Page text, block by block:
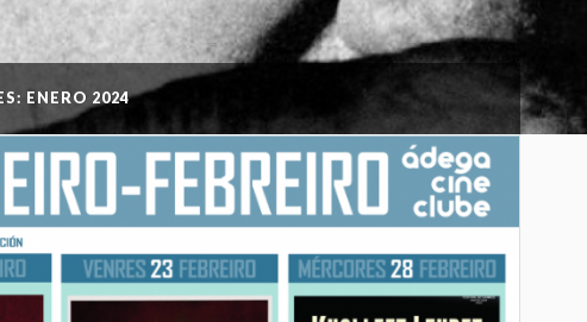
ENERO 2024